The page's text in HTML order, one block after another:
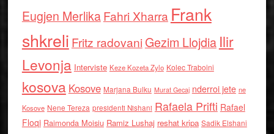
Eugjen MerlikaFahri Xharra Frank
shkreli Fritz radovaniGezim Llojdia Ilir
Levonja Interviste Keze Kozeta Zylo Kolec Traboini
kosova Kosove Marjana Bulku Murat Gecaj nderroi jete ne
Kosove Nene Tereza presidenti Nishani Rafaela Prifti Rafael
Floqi Raimonda Moisiu Ramiz Lushaj reshat kripa Sadik Elshani